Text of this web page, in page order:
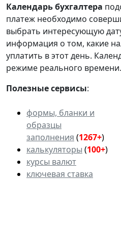
Календарьбухгалтера
платеж необходимо
выбрать интересующую
информация о том, какие
уплатить в этот день.
режиме реального времени.
Полезные сервисы:
формы, бланки и
образцы
заполнения (1267+)
калькуляторы (100+)
курсы валют
ключевая ставка